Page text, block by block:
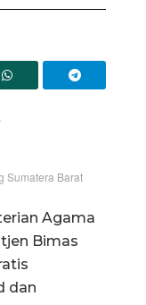
Sumatera Barat
Agama
Bimas
dan